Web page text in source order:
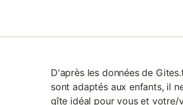
D'après les données de
sont adaptés aux enfants, il
gîte idéal pour vous et votre/